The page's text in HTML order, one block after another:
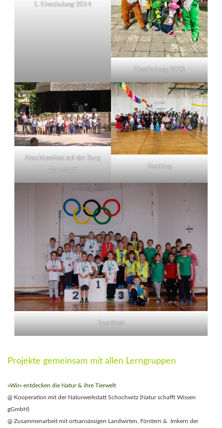
1. Einschulung 2014
Einschulung 2023
Abschlussfest auf der Burg
Bornstedt
Fasching
Sportfest
Projekte gemeinsam mit allen Lerngruppen
»Wir« entdecken die Natur & ihre Tierwelt
@ Kooperation mit der Naturwerkstatt Schochwitz (Natur schafft Wissen
gGmbH)
@ Zusammenarbeit mit ortsansässigen Landwirten, Förstern & Imkern der